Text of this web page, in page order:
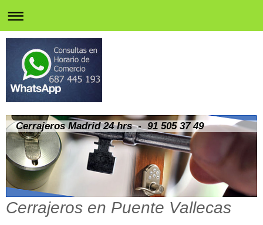
Cerrajeros Madrid 24 hrs - 91 505 37 49
Cerrajeros en Puente Vallecas